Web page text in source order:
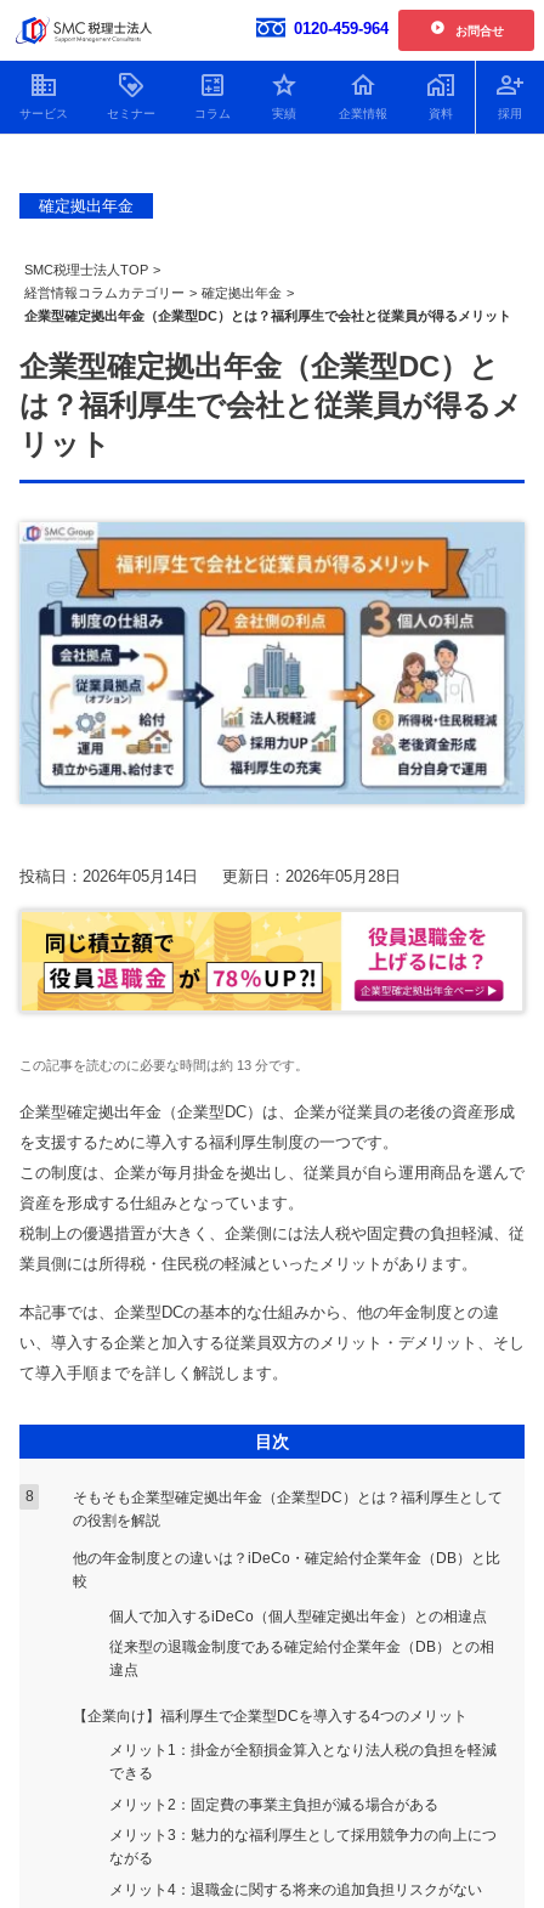
0120-459-964 お問合せ
税理士変更をお考えの方
税理士顧問
相続サービス
経営コンサルティング
会社設立関連
融資・資金繰り
業務代行契約
経営知識発信
業種別サポート
【2026年6.7.8.11月開催】企業型確定拠出年金導入セミナー
【2026年開催】日本一わかりやすい決算書活用セミナー
【2026年開催】中津川経営サロン 2025.11.25更新
開催中の複数回開催セミナー
【2026年12月開催】100年企業の経営者に学ぶ トップ対談セミナー
【2026年9.10.11月開催 20期記念特別企画】中津川会計塾+ファイナンス
2026.07.21更新
【2026年開催 第2期】銀行対応基礎講座(全5回) 2026.07.08更新
【2026年開催】PAL共催：第3回日本一の決算書の読み方塾
2026.06.09更新
保護中: 【2026年9.10.11月開催】第20期中津川会計塾
2025.11.25更新
【2026年10.11.12月開催】第4回：節税セミナー 2025.11.14更新
【2026年開催】決算書の読み方セミナー 2025.11.13更新
【2026年開催】初心者さんの会社経営塾 2025.11.13更新
開催中の相談会
動画で勉強する！
Youtube
SMC税理士法人の動画はこちら
曽根康正の経営塾チャンネル
単発セミナー
複数回セミナー
相談会
役員貸付金はデメリットだ
らけ！減らし方と注意点に
2025.7.30
経営改善トピック
のメリット・デメリットと
て解説！
2025.7.30
経営改善トピック
の必要書
2023.8.24
資金調達ト
経営情報コラム一覧
確定申告コラム
無申告コラム
資金調達コラム
相続コラム
税務調査コラム
社員紹介
人財育成
プライバシーポリシー
特定商取引法
東京オフィス 名古屋オフィス
多治見オフィス 中津川オフィス
関連ページ
ブログ
曽根康正の経営塾チャンネル
無料で資料ダウンロード
ダウンロードコンテンツ一覧
税務関連
会計帳簿関連
助成金関連
会計事務所向け
確定拠出年金
SMC税理士法人TOP >
経営情報コラムカテゴリー > 確定拠出年金 >
企業型確定拠出年金（企業型DC）とは？福利厚生で会社と従業員が得るメリット
企業型確定拠出年金（企業型DC）と
は？福利厚生で会社と従業員が得るメ
リット
投稿日：2026年05月14日 更新日：2026年05月28日
この記事を読むのに必要な時間は約 13 分です。
企業型確定拠出年金（企業型DC）は、企業が従業員の老後の資産形成
を支援するために導入する福利厚生制度の一つです。
この制度は、企業が毎月掛金を拠出し、従業員が自ら運用商品を選んで
資産を形成する仕組みとなっています。
税制上の優遇措置が大きく、企業側には法人税や固定費の負担軽減、従
業員側には所得税・住民税の軽減といったメリットがあります。
本記事では、企業型DCの基本的な仕組みから、他の年金制度との違
い、導入する企業と加入する従業員双方のメリット・デメリット、そし
て導入手順までを詳しく解説します。
目次
そもそも企業型確定拠出年金（企業型DC）とは？福利厚生として
の役割を解説
他の年金制度との違いは？iDeCo・確定給付企業年金（DB）と比
較
個人で加入するiDeCo（個人型確定拠出年金）との相違点
従来型の退職金制度である確定給付企業年金（DB）との相
違点
【企業向け】福利厚生で企業型DCを導入する4つのメリット
メリット1：掛金が全額損金算入となり法人税の負担を軽減
できる
メリット2：固定費の事業主負担が減る場合がある
メリット3：魅力的な福利厚生として採用競争力の向上につ
ながる
メリット4：退職金に関する将来の追加負担リスクがない